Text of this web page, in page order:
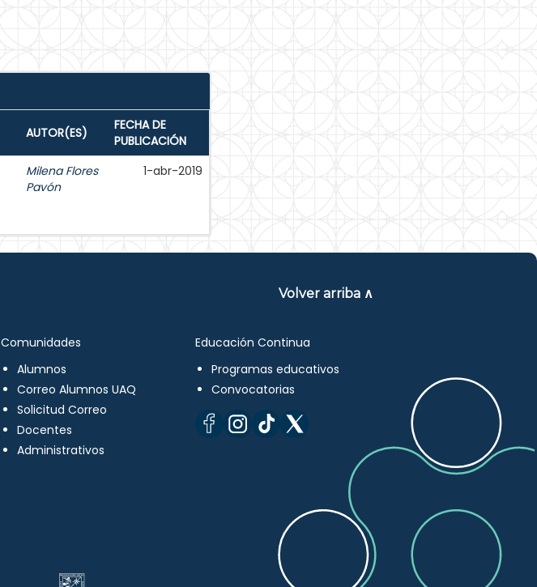
AUTOR(ES)
FECHA DE
PUBLICACIÓN
Milena Flores
Pavón
1-abr-2019
Volver arriba ∧
Comunidades
Alumnos
Correo Alumnos UAQ
Solicitud Correo
Docentes
Administrativos
Educación Continua
Programas educativos
Convocatorias